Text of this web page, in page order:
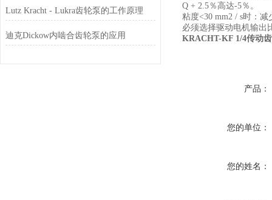
Lutz Kracht - Lukra齿轮泵的工作原理
迪克Dickow内啮合齿轮泵的应用
Q + 2.5％高达-5％。
粘度<30 mm2 / s时：
必须选择驱动电机输出
KRACHT-KF 1/4传动
产品：
您的单位：
您的姓名：